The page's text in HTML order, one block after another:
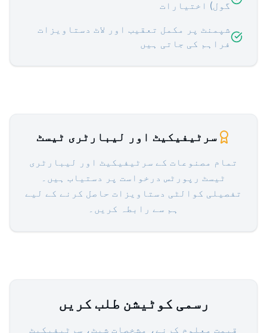
گول) اختیارات
شپمنٹ پر مکمل تعقیب اور لاٹ دستاویزات
فراہم کی جاتی ہیں
سرٹیفیکیٹ اور لیبارٹری ٹیسٹ
تمام مصنوعات کے سرٹیفیکیٹ اور لیبارٹری
ٹیسٹ رپورٹس درخواست پر دستیاب ہیں۔
تفصیلی کوالٹی دستاویزات حاصل کرنے کے لیے
ہم سے رابطہ کریں۔
رسمی کوٹیشن طلب کریں
قیمت معلوم کرنے، مشخصات شیٹ، سرٹیفیکیٹ